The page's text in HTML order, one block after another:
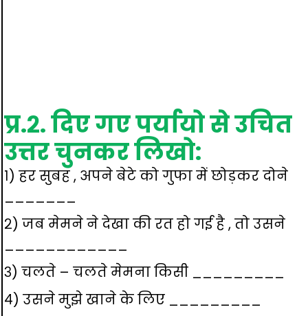
प्र.२. दिए गए पर्यायो से उचित
उत्तर चुनकर लिखो:
१) हर सुबह , अपने बेटे को गुफा में छोड़कर दोने
_______
२) जब मेमने ने देखा की रत हो गई है , तो उसने
____________
३) चलते – चलते मेमना किसी _________
४) उसने मुझे खाने के लिए _________